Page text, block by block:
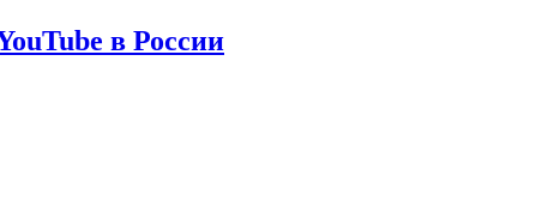
в России